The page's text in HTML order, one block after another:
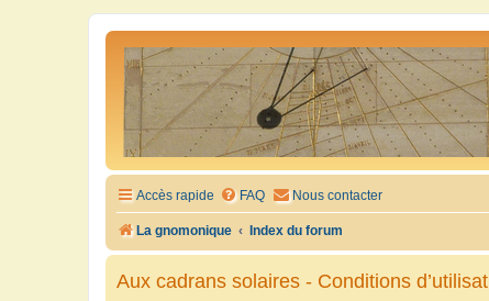
Accès rapide FAQ Nous contacter
La gnomonique Index du forum
Aux cadrans solaires - Conditions